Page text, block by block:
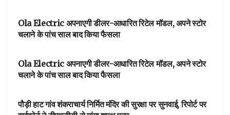
Ola Electric अपनाएगी डीलर-आधारित रिटेल मॉडल, अपने स्टोर
चलाने के पांच साल बाद किया फैसला
Ola Electric अपनाएगी डीलर-आधारित रिटेल मॉडल, अपने स्टोर
चलाने के पांच साल बाद किया फैसला
पौड़ी हाट गांव शंकराचार्य निर्मित मंदिर की सुरक्षा पर सुनवाई, रिपोर्ट पर